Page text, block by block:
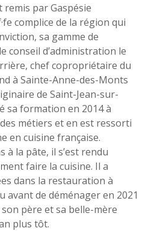
remis par Gaspésie
complice de la région qui
sa gamme de
conseil d’administration le
chef copropriétaire du
à Sainte-Anne-des-Monts
de Saint-Jean-sur-
sa formation en 2014 à
métiers et en est ressorti
en cuisine française.
à la pâte, il s’est rendu
faire la cuisine. Il a
dans la restauration à
avant de déménager en 2021
père et sa belle-mère
plus tôt.